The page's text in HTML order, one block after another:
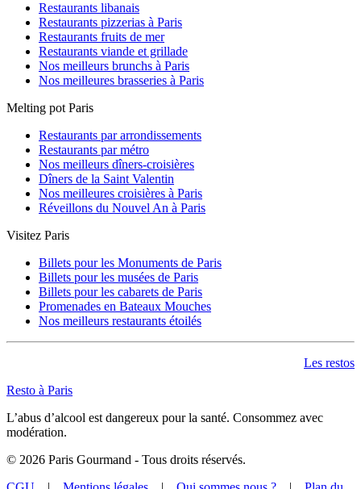
Notre-Dame des Champs
Oberkampf(6)
Odéon(20)
Opéra(23)
Palais Royal Musée du Louvre
Parmentier(8)
Pernety(4)
Place de Clichy(7)
Place Monge(3)
Plaisance(1)
Poissonnière(10)
Pont de l'Alma(4)
Pont de Levallois(3)
Pont Marie
Pont Neuf
(4)
Port Royal(2)
Porte d'Auteuil(3)
Porte d'Orléans(2)
Porte Dauphine(1)
Porte de Bagnolet(2)
Porte de Champerret(2)
Porte de Clignancourt
Porte de Pantin(7)
Porte de Saint-Cloud
Porte de Versailles (2)
Restaurants libanais
Restaurants pizzerias à Paris
Restaurants fruits de mer
Restaurants viande et grillade
Nos meilleurs brunchs à Paris
Nos meilleures brasseries à Paris
Melting pot Paris
Restaurants par arrondissements
Restaurants par métro
Nos meilleurs dîners-croisières
Dîners de la Saint Valentin
Nos meilleures croisières à Paris
Réveillons du Nouvel An à Paris
Visitez Paris
Billets pour les Monuments de Paris
Billets pour les musées de Paris
Billets pour les cabarets de Paris
Promenades en Bateaux Mouches
Nos meilleurs restaurants étoilés
Les restos
Resto à Paris
L’abus d’alcool est dangereux pour la santé. Consommez avec
modération.
© 2026 Paris Gourmand - Tous droits réservés.